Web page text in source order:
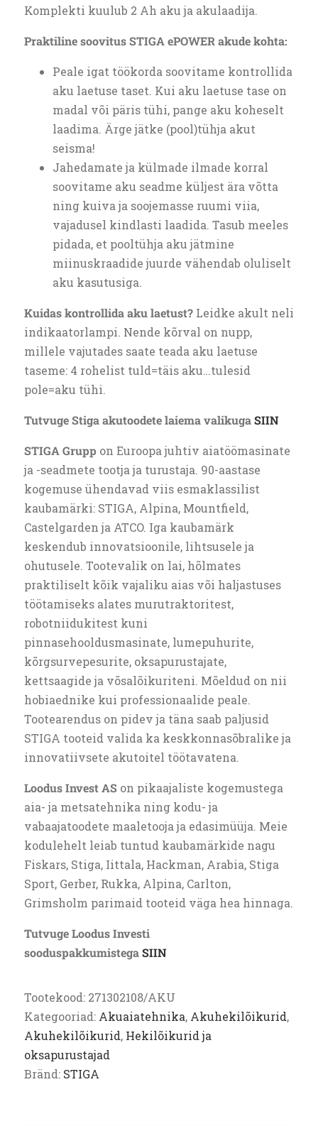
Komplekti kuulub 2 Ah aku ja akulaadija.
Praktiline soovitus STIGA ePOWER akude kohta:
Peale igat töökorda soovitame kontrollida
aku laetuse taset. Kui aku laetuse tase on
madal või päris tühi, pange aku koheselt
laadima. Ärge jätke (pool)tühja akut
seisma!
Jahedamate ja külmade ilmade korral
soovitame aku seadme küljest ära võtta
ning kuiva ja soojemasse ruumi viia,
vajadusel kindlasti laadida. Tasub meeles
pidada, et pooltühja aku jätmine
miinuskraadide juurde vähendab oluliselt
aku kasutusiga.
Kuidas kontrollida aku laetust?Leidke akult neli
indikaatorlampi. Nende kõrval on nupp,
millele vajutades saate teada aku laetuse
taseme: 4 rohelist tuld=täis aku…tulesid
pole=aku tühi.
Tutvuge Stiga akutoodete laiema valikugaSIIN
STIGA Grupp on Euroopa juhtiv aiatöömasinate
ja -seadmete tootja ja turustaja. 90-aastase
kogemuse ühendavad viis esmaklassilist
kaubamärki: STIGA, Alpina, Mountfield,
Castelgarden ja ATCO. Iga kaubamärk
keskendub innovatsioonile, lihtsusele ja
ohutusele. Tootevalik on lai, hõlmates
praktiliselt kõik vajaliku aias või haljastuses
töötamiseks alates murutraktoritest,
robotniidukitest kuni
pinnasehooldusmasinate, lumepuhurite,
kõrgsurvepesurite, oksapurustajate,
kettsaagide ja võsalõikuriteni. Mõeldud on nii
hobiaednike kui professionaalide peale.
Tootearendus on pidev ja täna saab paljusid
STIGA tooteid valida ka keskkonnasõbralike ja
innovatiivsete akutoitel töötavatena.
Loodus Invest AS on pikaajaliste kogemustega
aia- ja metsatehnika ning kodu- ja
vabaajatoodete maaletooja ja edasimüüja. Meie
kodulehelt leiab tuntud kaubamärkide nagu
Fiskars, Stiga, Iittala, Hackman, Arabia, Stiga
Sport, Gerber, Rukka, Alpina, Carlton,
Grimsholm parimaid tooteid väga hea hinnaga.
Tutvuge Loodus Investi
sooduspakkumistegaSIIN
Tootekood: 271302108/AKU
Kategooriad: Akuaiatehnika, Akuhekilõikurid,
Akuhekilõikurid, Hekilõikurid ja
oksapurustajad
Bränd: STIGA